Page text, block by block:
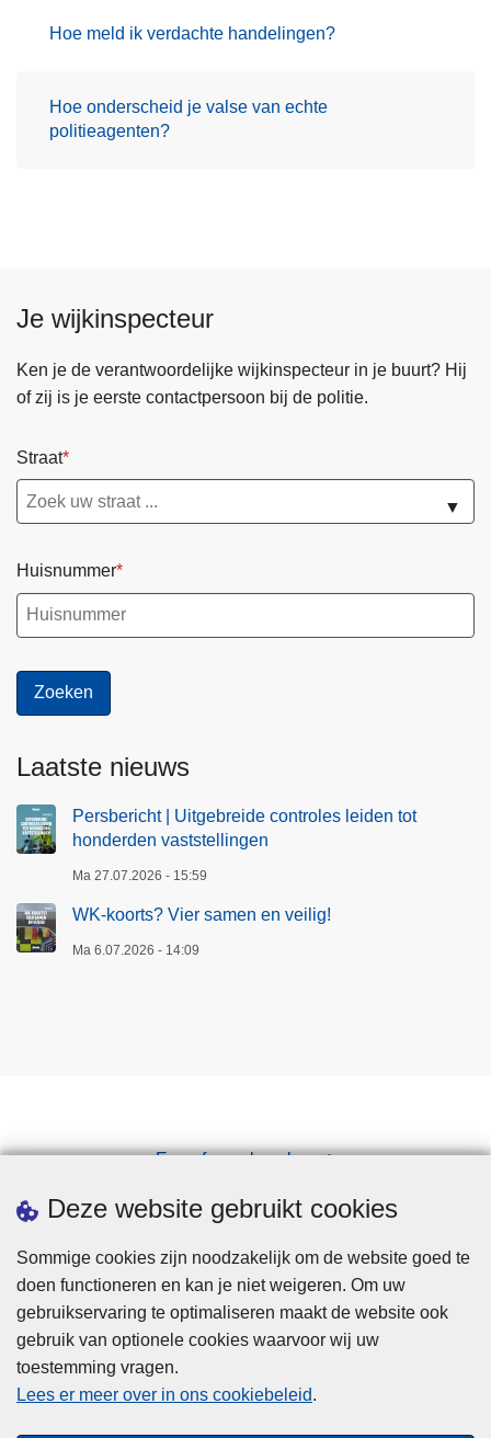
Deze website gebruikt cookies
Sommige cookies zijn noodzakelijk om de website goed te
doen functioneren en kan je niet weigeren. Om uw
gebruikservaring te optimaliseren maakt de website ook
gebruik van optionele cookies waarvoor wij uw
toestemming vragen.
Lees er meer over in ons cookiebeleid.
Hoe meld ik verdachte handelingen?
Hoe onderscheid je valse van echte
politieagenten?
Je wijkinspecteur
Ken je de verantwoordelijke wijkinspecteur in je buurt? Hij
of zij is je eerste contactpersoon bij de politie.
Straat
▼
Huisnummer
Laatste nieuws
Persbericht | Uitgebreide controles leiden tot
honderden vaststellingen
Ma 27.07.2026 - 15:59
WK-koorts? Vier samen en veilig!
Ma 6.07.2026 - 14:09
Een afspraak maken
Privacy